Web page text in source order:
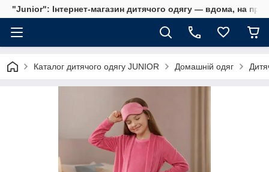
"Junior": Інтернет-магазин дитячого одягу — вдома, на
Каталог дитячого одягу JUNIOR Домашній одяг